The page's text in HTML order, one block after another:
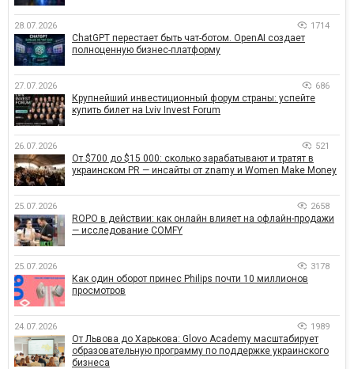
28.07.2026 1714
ChatGPT перестает быть чат-ботом. OpenAI создает
полноценную бизнес-платформу
27.07.2026 686
Крупнейший инвестиционный форум страны: успейте
купить билет на Lviv Invest Forum
26.07.2026 521
От $700 до $15 000: сколько зарабатывают и тратят в
украинском PR — инсайты от znamy и Women Make Money
25.07.2026 2658
ROPO в действии: как онлайн влияет на офлайн-продажи
— исследование COMFY
25.07.2026 3178
Как один оборот принес Philips почти 10 миллионов
просмотров
24.07.2026 1989
От Львова до Харькова: Glovo Academy масштабирует
образовательную программу по поддержке украинского
бизнеса